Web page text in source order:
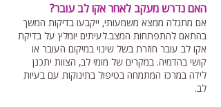
האם נדרש מעקב לאחר אקו לב עובר?
אם מתגלה ממצא משמעותי, ייקבעו בדיקות המשך
בהתאם להתפתחות המצב.לעיתים יומלץ על בדיקת
אקו לב עובר חוזרת בשל שינוי במיקום העובר או
קושי בהדמיה. במקרים של מומי לב, הצוות יתכנן
לידה במרכז המתמחה בטיפול בתינוקות עם בעיות
לב.